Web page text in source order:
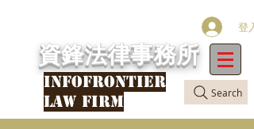
Search
登入
資鋒法律事務所
INFOFRONTIER
LAW FIRM